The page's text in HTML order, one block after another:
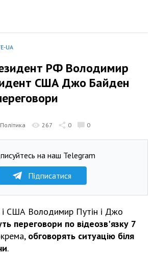
UA
РФ Володимир
США Джо Байден
Політика 267 0 0
на наш Telegram
Підписатися
США Володимир Путін і Джо
переговори по відеозв'язку 7
обговорять ситуацію біля
.